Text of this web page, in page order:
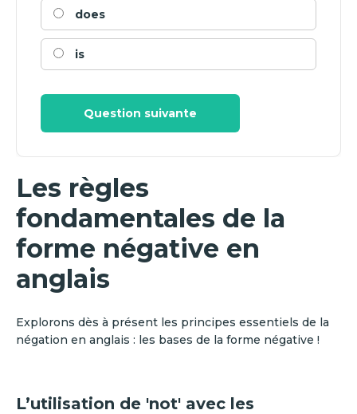
does
is
Question suivante
Les règles
fondamentales de la
forme négative en
anglais
Explorons dès à présent les principes essentiels de la
négation en anglais : les bases de la forme négative !
L’utilisation de 'not' avec les